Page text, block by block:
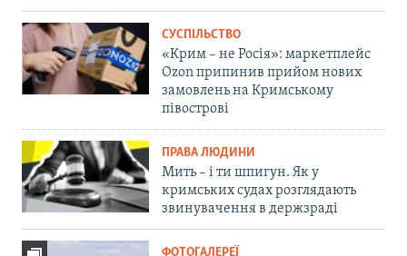
СУСПІЛЬСТВО
«Крим – не Росія»: маркетплейс
Ozon припинив прийом нових
замовлень на Кримському
півострові
ПРАВА ЛЮДИНИ
Мить – і ти шпигун. Як у
кримських судах розглядають
звинувачення в держзраді
ФОТОГАЛЕРЕЇ